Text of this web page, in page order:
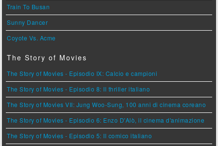
Train To Busan
Sunny Dancer
Coyote Vs. Acme
The Story of Movies
The Story of Movies - Episodio IX: Calcio e campioni
The Story of Movies - Episodio 8: Il thriller italiano
The Story of Movies VII: Jung Woo-Sung, 100 anni di cinema coreano
The Story of Movies - Episodio 6: Enzo D'Alò, il cinema d'animazione
The Story of Movies - Episodio 5: Il comico italiano